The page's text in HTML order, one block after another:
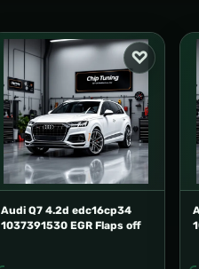
Audi Q7 4.2d edc16cp34
1037391530 EGR Flaps off